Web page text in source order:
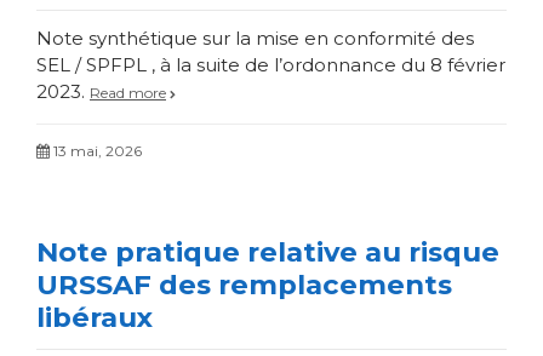
Note synthétique sur la mise en conformité des
SEL / SPFPL , à la suite de l’ordonnance du 8 février
2023. Read more
13 mai, 2026
Note pratique relative au risque
URSSAF des remplacements
libéraux